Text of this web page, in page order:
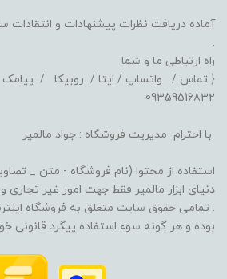
آماده دریافت نظرات پیشنهادات و انتقادات
.
راه ارتباطی ما و شما
{ تماس / واتساپ / ایتا / روبیکا /
09359516832
با احترام مدیریت فروشگاه : جواد مالمیر
استفاده از محتوا (نام فروشگاه - متن _
دنیای ابزار مالمیر فقط جهت امور غیر تجاری
. تمامی حقوق سایت متعلق به فروشگاه
بوده و هر گونه سوء استفاده پیگرد قانونی